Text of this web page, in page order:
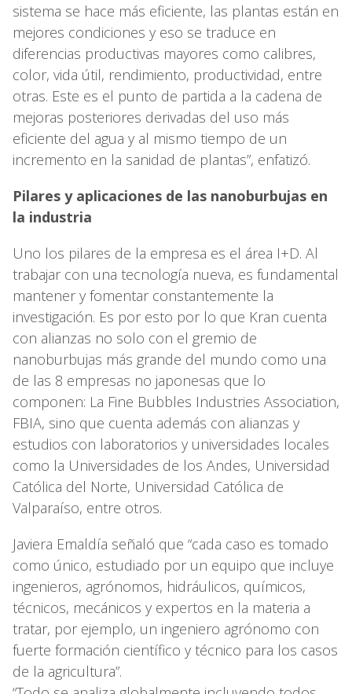
sistema se hace más eficiente, las plantas están en
mejores condiciones y eso se traduce en
diferencias productivas mayores como calibres,
color, vida útil, rendimiento, productividad, entre
otras. Este es el punto de partida a la cadena de
mejoras posteriores derivadas del uso más
eficiente del agua y al mismo tiempo de un
incremento en la sanidad de plantas”, enfatizó.
Pilares y aplicaciones de las nanoburbujas en
la industria
Uno los pilares de la empresa es el área I+D. Al
trabajar con una tecnología nueva, es fundamental
mantener y fomentar constantemente la
investigación. Es por esto por lo que Kran cuenta
con alianzas no solo con el gremio de
nanoburbujas más grande del mundo como una
de las 8 empresas no japonesas que lo
componen: La Fine Bubbles Industries Association,
FBIA, sino que cuenta además con alianzas y
estudios con laboratorios y universidades locales
como la Universidades de los Andes, Universidad
Católica del Norte, Universidad Católica de
Valparaíso, entre otros.
Javiera Emaldía señaló que “cada caso es tomado
como único, estudiado por un equipo que incluye
ingenieros, agrónomos, hidráulicos, químicos,
técnicos, mecánicos y expertos en la materia a
tratar, por ejemplo, un ingeniero agrónomo con
fuerte formación científico y técnico para los casos
de la agricultura”.